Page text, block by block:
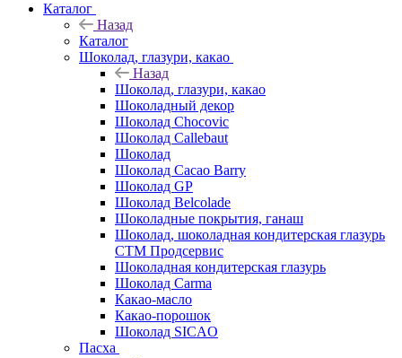
Каталог
Назад
Каталог
Шоколад, глазури, какао
Назад
Шоколад, глазури, какао
Шоколадный декор
Шоколад Chocovic
Шоколад Callebaut
Шоколад
Шоколад Cacao Barry
Шоколад GP
Шоколад Belcolade
Шоколадные покрытия, ганаш
Шоколад, шоколадная кондитерская глазурь
СТМ Продсервис
Шоколадная кондитерская глазурь
Шоколад Carma
Какао-масло
Какао-порошок
Шоколад SICAO
Пасха